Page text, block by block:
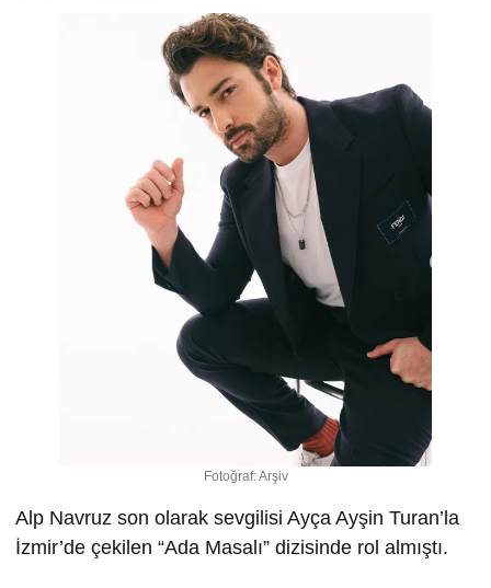
Fotoğraf: Arşiv
Alp Navruz son olarak sevgilisi Ayça Ayşin Turan’la
İzmir’de çekilen “Ada Masalı” dizisinde rol almıştı.